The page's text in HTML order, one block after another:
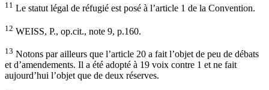
11 Le statut légal de réfugié est posé à l’article 1 de la Convention.
12 WEISS, P., op.cit., note 9, p.160.
13 Notons par ailleurs que l’article 20 a fait l’objet de peu de débats
et d’amendements. Il a été adopté à 19 voix contre 1 et ne fait
aujourd’hui l’objet que de deux réserves.